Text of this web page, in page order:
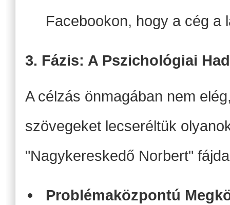
Facebookon, hogy a cég a
3. Fázis: A Pszichológiai
A célzás önmagában nem
szövegeket lecseréltük
"Nagykereskedő Norbert"
Problémaközpontú